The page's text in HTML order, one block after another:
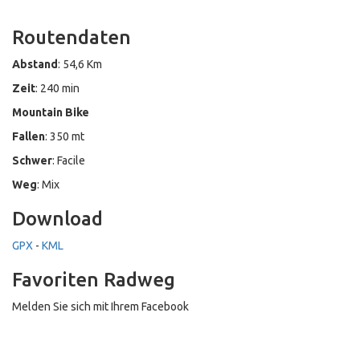
Routendaten
Abstand: 54,6 Km
Zeit: 240 min
Mountain Bike
Fallen: 350 mt
Schwer: Facile
Weg: Mix
Download
GPX - KML
Favoriten Radweg
Melden Sie sich mit Ihrem Facebook